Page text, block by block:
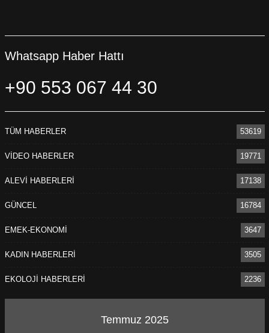
Whatsapp Haber Hattı
+90 553 067 44 30
TÜM HABERLER 53619
VİDEO HABERLER 19771
ALEVİ HABERLERİ 17138
GÜNCEL 16784
EMEK-EKONOMİ 3647
KADIN HABERLERİ 3505
EKOLOJİ HABERLERİ 2236
Temmuz 2025